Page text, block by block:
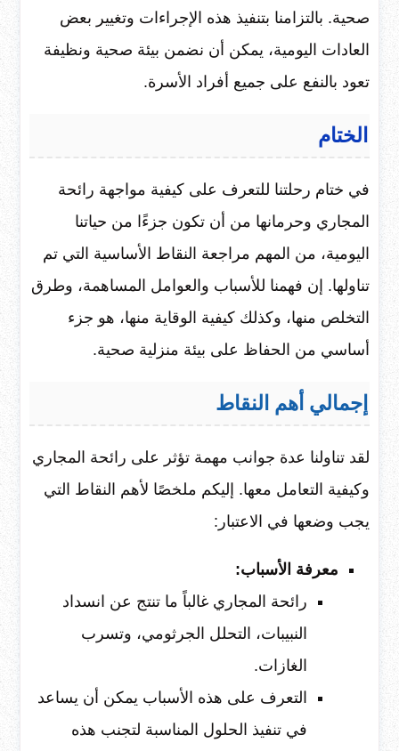
صحية. بالتزامنا بتنفيذ هذه الإجراءات وتغيير بعض
العادات اليومية، يمكن أن نضمن بيئة صحية ونظيفة
تعود بالنفع على جميع أفراد الأسرة.
الختام
في ختام رحلتنا للتعرف على كيفية مواجهة رائحة
المجاري وحرمانها من أن تكون جزءًا من حياتنا
اليومية، من المهم مراجعة النقاط الأساسية التي تم
تناولها. إن فهمنا للأسباب والعوامل المساهمة، وطرق
التخلص منها، وكذلك كيفية الوقاية منها، هو جزء
أساسي من الحفاظ على بيئة منزلية صحية.
إجمالي أهم النقاط
لقد تناولنا عدة جوانب مهمة تؤثر على رائحة المجاري
وكيفية التعامل معها. إليكم ملخصًا لأهم النقاط التي
يجب وضعها في الاعتبار:
معرفة الأسباب:
رائحة المجاري غالباً ما تنتج عن انسداد
النبيبات، التحلل الجرثومي، وتسرب
الغازات.
التعرف على هذه الأسباب يمكن أن يساعد
في تنفيذ الحلول المناسبة لتجنب هذه